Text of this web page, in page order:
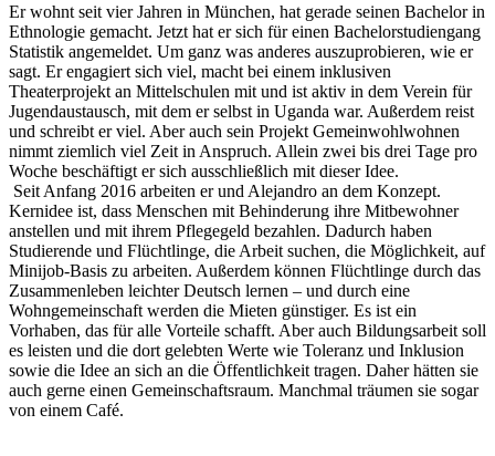
Er wohnt seit vier Jahren in München, hat gerade seinen Bachelor in
Ethnologie gemacht. Jetzt hat er sich für einen Bachelorstudiengang
Statistik angemeldet. Um ganz was anderes auszuprobieren, wie er
sagt. Er engagiert sich viel, macht bei einem inklusiven
Theaterprojekt an Mittelschulen mit und ist aktiv in dem Verein für
Jugendaustausch, mit dem er selbst in Uganda war. Außerdem reist
und schreibt er viel. Aber auch sein Projekt Gemeinwohlwohnen
nimmt ziemlich viel Zeit in Anspruch. Allein zwei bis drei Tage pro
Woche beschäftigt er sich ausschließlich mit dieser Idee.
Seit Anfang 2016 arbeiten er und Alejandro an dem Konzept.
Kernidee ist, dass Menschen mit Behinderung ihre Mitbewohner
anstellen und mit ihrem Pflegegeld bezahlen. Dadurch haben
Studierende und Flüchtlinge, die Arbeit suchen, die Möglichkeit, auf
Minijob-Basis zu arbeiten. Außerdem können Flüchtlinge durch das
Zusammenleben leichter Deutsch lernen – und durch eine
Wohngemeinschaft werden die Mieten günstiger. Es ist ein
Vorhaben, das für alle Vorteile schafft. Aber auch Bildungsarbeit soll
es leisten und die dort gelebten Werte wie Toleranz und Inklusion
sowie die Idee an sich an die Öffentlichkeit tragen. Daher hätten sie
auch gerne einen Gemeinschaftsraum. Manchmal träumen sie sogar
von einem Café.